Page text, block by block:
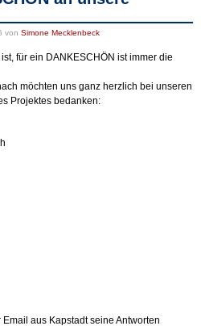
von Simone Mecklenbeck
für ein DANKESCHÖN ist immer die
möchten uns ganz herzlich bei unseren
Projektes bedanken:
aus Kapstadt seine Antworten